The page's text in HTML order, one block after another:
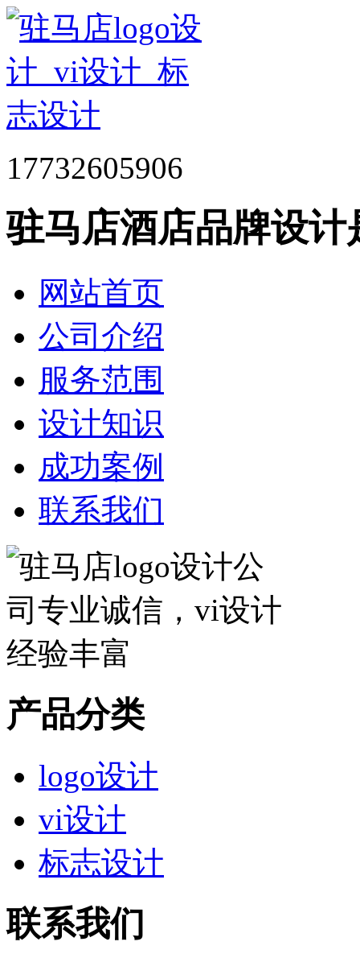
17732605906
驻马店酒店品牌设计
网站首页
公司介绍
服务范围
设计知识
成功案例
联系我们
产品分类
logo设计
vi设计
标志设计
联系我们